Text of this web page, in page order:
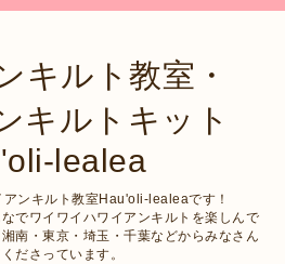
キルト教室・
キルトキット
lealea
ンキルト教室Hau'oli-lealeaです！
でワイワイハワイアンキルトを楽しんで
南・東京・埼玉・千葉などからみなさん
ださっています。